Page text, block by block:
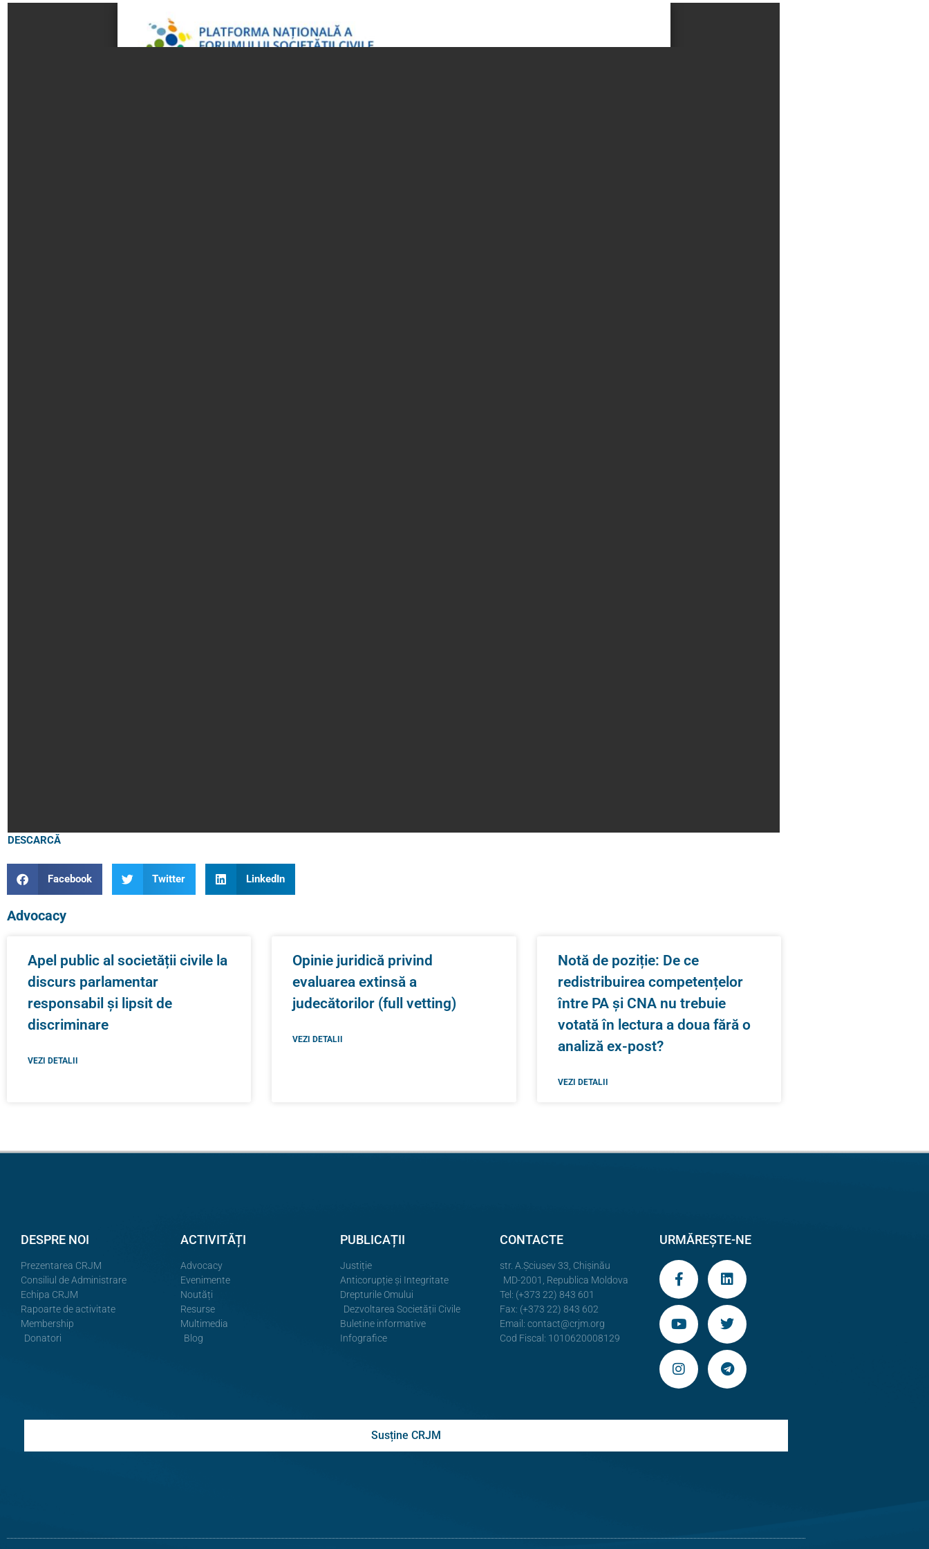
DESCARCĂ
Facebook Twitter LinkedIn
Advocacy
Apel public al societății civile la
discurs parlamentar
responsabil și lipsit de
discriminare
VEZI DETALII
Opinie juridică privind
evaluarea extinsă a
judecătorilor (full vetting)
VEZI DETALII
Notă de poziție: De ce
redistribuirea competențelor
între PA și CNA nu trebuie
votată în lectura a doua fără o
analiză ex-post?
VEZI DETALII
DESPRE NOI
Prezentarea CRJM
Consiliul de Administrare
Echipa CRJM
Rapoarte de activitate
Membership
Donatori
ACTIVITĂȚI
Advocacy
Evenimente
Noutăți
Resurse
Multimedia
Blog
PUBLICAȚII
Justiție
Anticorupție și Integritate
Drepturile Omului
Dezvoltarea Societății Civile
Buletine informative
Infografice
CONTACTE
str. A.Şciusev 33, Chișinău
MD-2001, Republica Moldova
Tel: (+373 22) 843 601
Fax: (+373 22) 843 602
Email: contact@crjm.org
Cod Fiscal: 1010620008129
URMĂREȘTE-NE
Susține CRJM